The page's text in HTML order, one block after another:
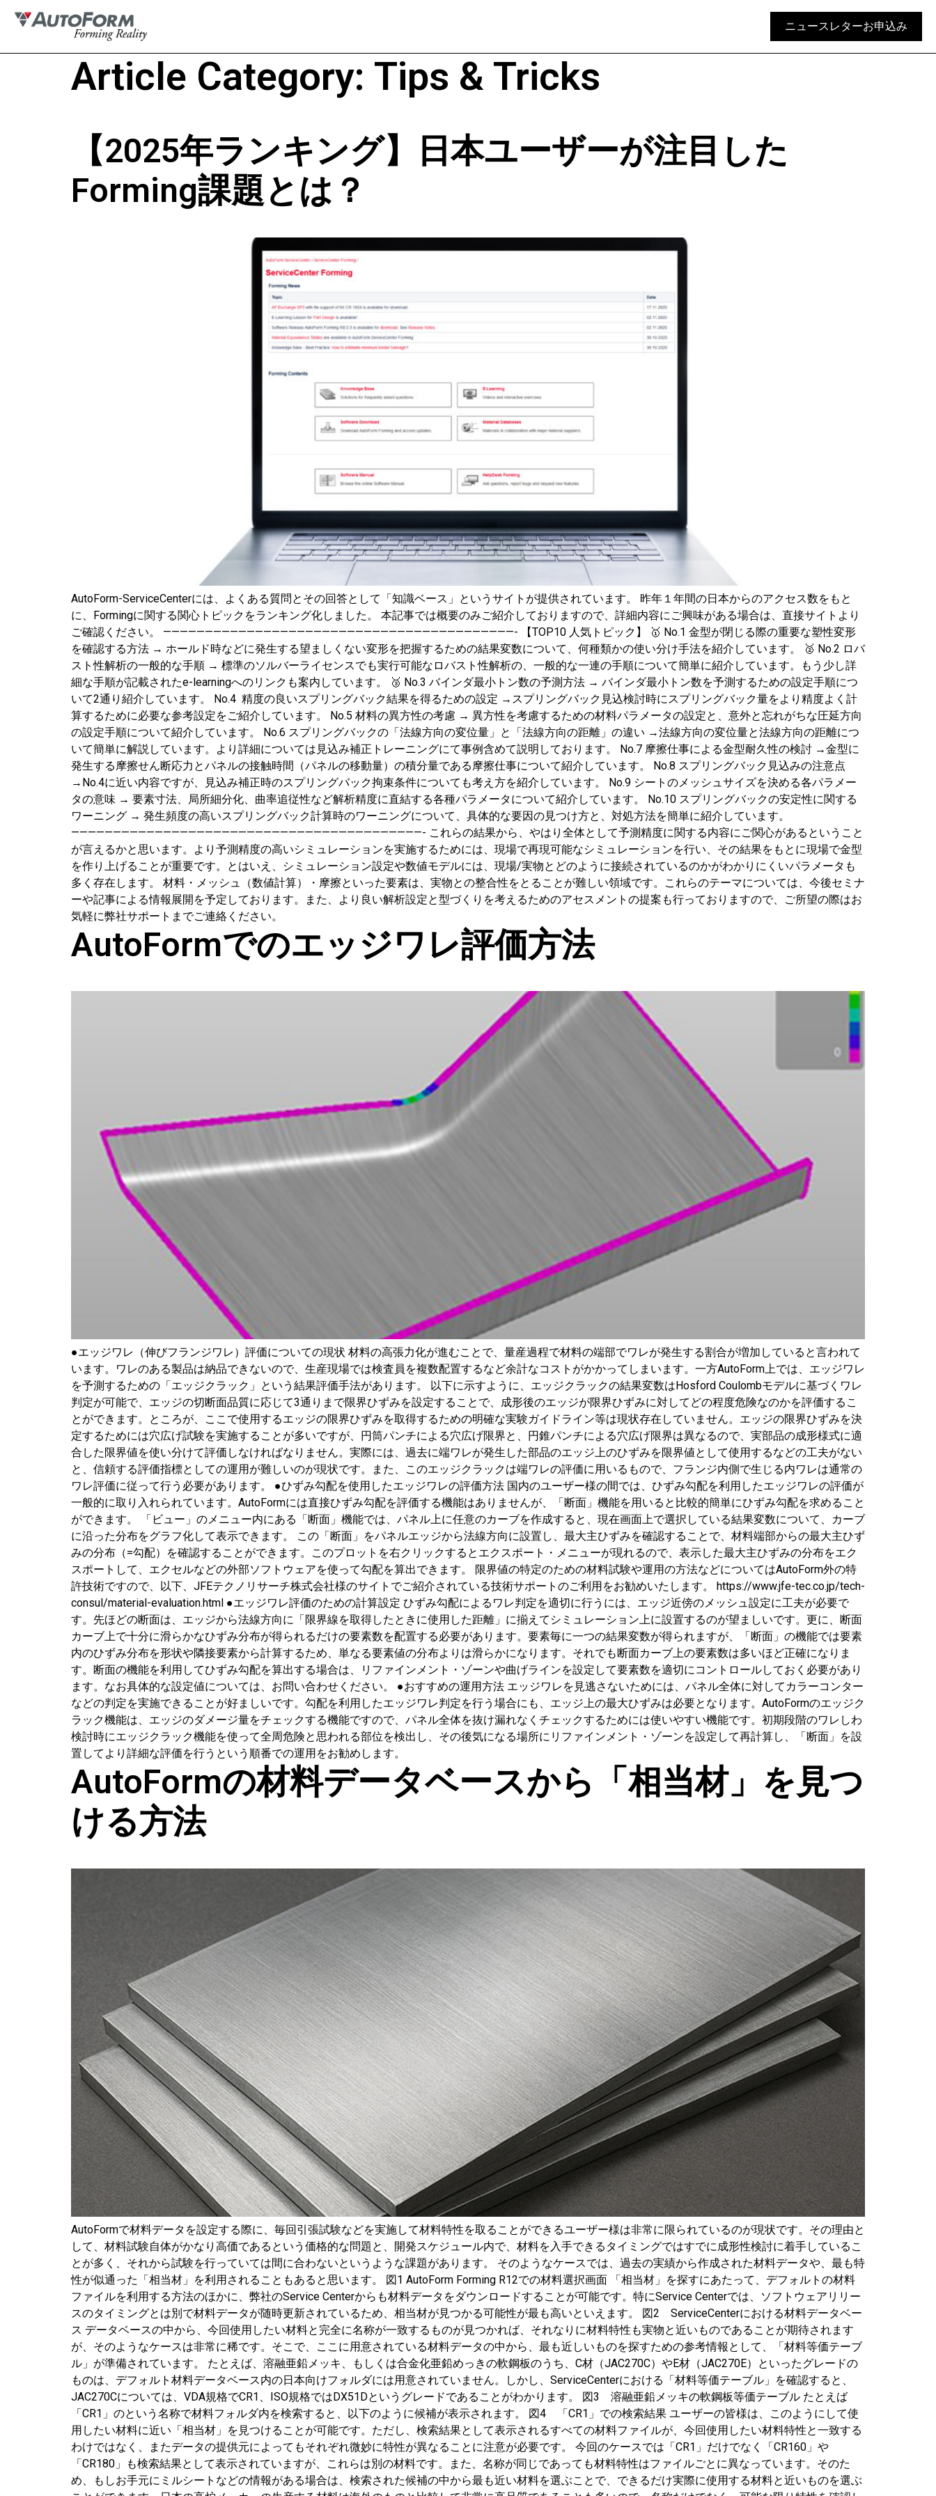
ニュースレターお申込み
Article Category: Tips & Tricks
【2025年ランキング】日本ユーザーが注目した
Forming課題とは？
AutoForm-ServiceCenterには、よくある質問とその回答として「知識ベース」というサイトが提供されています。 昨年１年間の日本からのアクセス数をもと
に、Formingに関する関心トピックをランキング化しました。 本記事では概要のみご紹介しておりますので、詳細内容にご興味がある場合は、直接サイトより
ご確認ください。 ——————————————————————————————————————————- 【TOP10 人気トピック】 🥇 No.1 金型が閉じる際の重要な塑性変形
を確認する方法 → ホールド時などに発生する望ましくない変形を把握するための結果変数について、何種類かの使い分け手法を紹介しています。 🥈 No.2 ロバ
スト性解析の一般的な手順 → 標準のソルバーライセンスでも実行可能なロバスト性解析の、一般的な一連の手順について簡単に紹介しています。もう少し詳
細な手順が記載されたe-learningへのリンクも案内しています。 🥉 No.3 バインダ最小トン数の予測方法 → バインダ最小トン数を予測するための設定手順につ
いて2通り紹介しています。 No.4 精度の良いスプリングバック結果を得るための設定 →スプリングバック見込検討時にスプリングバック量をより精度よく計
算するために必要な参考設定をご紹介しています。 No.5 材料の異方性の考慮 → 異方性を考慮するための材料パラメータの設定と、意外と忘れがちな圧延方向
の設定手順について紹介しています。 No.6 スプリングバックの「法線方向の変位量」と「法線方向の距離」の違い →法線方向の変位量と法線方向の距離につ
いて簡単に解説しています。より詳細については見込み補正トレーニングにて事例含めて説明しております。 No.7 摩擦仕事による金型耐久性の検討 →金型に
発生する摩擦せん断応力とパネルの接触時間（パネルの移動量）の積分量である摩擦仕事について紹介しています。 No.8 スプリングバック見込みの注意点
→No.4に近い内容ですが、見込み補正時のスプリングバック拘束条件についても考え方を紹介しています。 No.9 シートのメッシュサイズを決める各パラメー
タの意味 → 要素寸法、局所細分化、曲率追従性など解析精度に直結する各種パラメータについて紹介しています。 No.10 スプリングバックの安定性に関する
ワーニング → 発生頻度の高いスプリングバック計算時のワーニングについて、具体的な要因の見つけ方と、対処方法を簡単に紹介しています。
——————————————————————————————————————————- これらの結果から、やはり全体として予測精度に関する内容にご関心があるということ
が言えるかと思います。より予測精度の高いシミュレーションを実施するためには、現場で再現可能なシミュレーションを行い、その結果をもとに現場で金型
を作り上げることが重要です。とはいえ、シミュレーション設定や数値モデルには、現場/実物とどのように接続されているのかがわかりにくいパラメータも
多く存在します。 材料・メッシュ（数値計算）・摩擦といった要素は、実物との整合性をとることが難しい領域です。これらのテーマについては、今後セミナ
ーや記事による情報展開を予定しております。また、より良い解析設定と型づくりを考えるためのアセスメントの提案も行っておりますので、ご所望の際はお
気軽に弊社サポートまでご連絡ください。
AutoFormでのエッジワレ評価方法
●エッジワレ（伸びフランジワレ）評価についての現状 材料の高張力化が進むことで、量産過程で材料の端部でワレが発生する割合が増加していると言われて
います。ワレのある製品は納品できないので、生産現場では検査員を複数配置するなど余計なコストがかかってしまいます。一方AutoForm上では、エッジワレ
を予測するための「エッジクラック」という結果評価手法があります。 以下に示すように、エッジクラックの結果変数はHosford Coulombモデルに基づくワレ
判定が可能で、エッジの切断面品質に応じて3通りまで限界ひずみを設定することで、成形後のエッジが限界ひずみに対してどの程度危険なのかを評価するこ
とができます。ところが、ここで使用するエッジの限界ひずみを取得するための明確な実験ガイドライン等は現状存在していません。エッジの限界ひずみを決
定するためには穴広げ試験を実施することが多いですが、円筒パンチによる穴広げ限界と、円錐パンチによる穴広げ限界は異なるので、実部品の成形様式に適
合した限界値を使い分けて評価しなければなりません。実際には、過去に端ワレが発生した部品のエッジ上のひずみを限界値として使用するなどの工夫がない
と、信頼する評価指標としての運用が難しいのが現状です。また、このエッジクラックは端ワレの評価に用いるもので、フランジ内側で生じる内ワレは通常の
ワレ評価に従って行う必要があります。 ●ひずみ勾配を使用したエッジワレの評価方法 国内のユーザー様の間では、ひずみ勾配を利用したエッジワレの評価が
一般的に取り入れられています。AutoFormには直接ひずみ勾配を評価する機能はありませんが、「断面」機能を用いると比較的簡単にひずみ勾配を求めること
ができます。 「ビュー」のメニュー内にある「断面」機能では、パネル上に任意のカーブを作成すると、現在画面上で選択している結果変数について、カーブ
に沿った分布をグラフ化して表示できます。 この「断面」をパネルエッジから法線方向に設置し、最大主ひずみを確認することで、材料端部からの最大主ひず
みの分布（=勾配）を確認することができます。このプロットを右クリックするとエクスポート・メニューが現れるので、表示した最大主ひずみの分布をエク
スポートして、エクセルなどの外部ソフトウェアを使って勾配を算出できます。 限界値の特定のための材料試験や運用の方法などについてはAutoForm外の特
許技術ですので、以下、JFEテクノリサーチ株式会社様のサイトでご紹介されている技術サポートのご利用をお勧めいたします。 https://www.jfe-tec.co.jp/tech-
consul/material-evaluation.html ●エッジワレ評価のための計算設定 ひずみ勾配によるワレ判定を適切に行うには、エッジ近傍のメッシュ設定に工夫が必要で
す。先ほどの断面は、エッジから法線方向に「限界線を取得したときに使用した距離」に揃えてシミュレーション上に設置するのが望ましいです。更に、断面
カーブ上で十分に滑らかなひずみ分布が得られるだけの要素数を配置する必要があります。要素毎に一つの結果変数が得られますが、「断面」の機能では要素
内のひずみ分布を形状や隣接要素から計算するため、単なる要素値の分布よりは滑らかになります。それでも断面カーブ上の要素数は多いほど正確になりま
す。断面の機能を利用してひずみ勾配を算出する場合は、リファインメント・ゾーンや曲げラインを設定して要素数を適切にコントロールしておく必要があり
ます。なお具体的な設定値については、お問い合わせください。 ●おすすめの運用方法 エッジワレを見逃さないためには、パネル全体に対してカラーコンター
などの判定を実施できることが好ましいです。勾配を利用したエッジワレ判定を行う場合にも、エッジ上の最大ひずみは必要となります。AutoFormのエッジク
ラック機能は、エッジのダメージ量をチェックする機能ですので、パネル全体を抜け漏れなくチェックするためには使いやすい機能です。初期段階のワレしわ
検討時にエッジクラック機能を使って全周危険と思われる部位を検出し、その後気になる場所にリファインメント・ゾーンを設定して再計算し、「断面」を設
置してより詳細な評価を行うという順番での運用をお勧めします。
AutoFormの材料データベースから「相当材」を見つ
ける方法
AutoFormで材料データを設定する際に、毎回引張試験などを実施して材料特性を取ることができるユーザー様は非常に限られているのが現状です。その理由と
して、材料試験自体がかなり高価であるという価格的な問題と、開発スケジュール内で、材料を入手できるタイミングではすでに成形性検討に着手しているこ
とが多く、それから試験を行っていては間に合わないというような課題があります。 そのようなケースでは、過去の実績から作成された材料データや、最も特
性が似通った「相当材」を利用されることもあると思います。 図1 AutoForm Forming R12での材料選択画面 「相当材」を探すにあたって、デフォルトの材料
ファイルを利用する方法のほかに、弊社のService Centerからも材料データをダウンロードすることが可能です。特にService Centerでは、ソフトウェアリリー
スのタイミングとは別で材料データが随時更新されているため、相当材が見つかる可能性が最も高いといえます。 図2 ServiceCenterにおける材料データベー
ス データベースの中から、今回使用したい材料と完全に名称が一致するものが見つかれば、それなりに材料特性も実物と近いものであることが期待されます
が、そのようなケースは非常に稀です。そこで、ここに用意されている材料データの中から、最も近しいものを探すための参考情報として、「材料等価テーブ
ル」が準備されています。 たとえば、溶融亜鉛メッキ、もしくは合金化亜鉛めっきの軟鋼板のうち、C材（JAC270C）やE材（JAC270E）といったグレードの
ものは、デフォルト材料データベース内の日本向けフォルダには用意されていません。しかし、ServiceCenterにおける「材料等価テーブル」を確認すると、
JAC270Cについては、VDA規格でCR1、ISO規格ではDX51Dというグレードであることがわかります。 図3 溶融亜鉛メッキの軟鋼板等価テーブル たとえば
「CR1」のという名称で材料フォルダ内を検索すると、以下のように候補が表示されます。 図4 「CR1」での検索結果 ユーザーの皆様は、このようにして使
用したい材料に近い「相当材」を見つけることが可能です。ただし、検索結果として表示されるすべての材料ファイルが、今回使用したい材料特性と一致する
わけではなく、またデータの提供元によってもそれぞれ微妙に特性が異なることに注意が必要です。 今回のケースでは「CR1」だけでなく「CR160」や
「CR180」も検索結果として表示されていますが、これらは別の材料です。また、名称が同じであっても材料特性はファイルごとに異なっています。そのた
め、もしお手元にミルシートなどの情報がある場合は、検索された候補の中から最も近い材料を選ぶことで、できるだけ実際に使用する材料と近いものを選ぶ